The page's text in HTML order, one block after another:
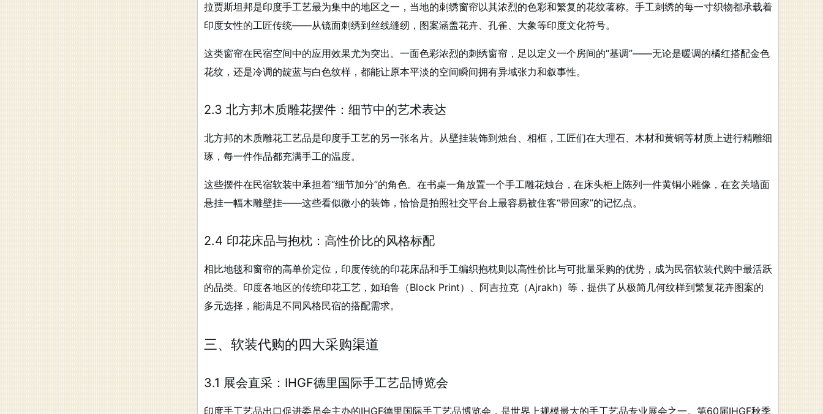
拉贾斯坦邦是印度手工艺最为集中的地区之一，当地的刺绣窗帘以其浓烈的色彩和繁复的花纹著称。手工刺绣的每一寸织物都承载着
印度女性的工匠传统——从镜面刺绣到丝线缝纫，图案涵盖花卉、孔雀、大象等印度文化符号。
这类窗帘在民宿空间中的应用效果尤为突出。一面色彩浓烈的刺绣窗帘，足以定义一个房间的“基调”——无论是暖调的橘红搭配金色
花纹，还是冷调的靛蓝与白色纹样，都能让原本平淡的空间瞬间拥有异域张力和叙事性。
2.3 北方邦木质雕花摆件：细节中的艺术表达
北方邦的木质雕花工艺品是印度手工艺的另一张名片。从壁挂装饰到烛台、相框，工匠们在大理石、木材和黄铜等材质上进行精雕细
琢，每一件作品都充满手工的温度。
这些摆件在民宿软装中承担着“细节加分”的角色。在书桌一角放置一个手工雕花烛台，在床头柜上陈列一件黄铜小雕像，在玄关墙面
悬挂一幅木雕壁挂——这些看似微小的装饰，恰恰是拍照社交平台上最容易被住客“带回家”的记忆点。
2.4 印花床品与抱枕：高性价比的风格标配
相比地毯和窗帘的高单价定位，印度传统的印花床品和手工编织抱枕则以高性价比与可批量采购的优势，成为民宿软装代购中最活跃
的品类。印度各地区的传统印花工艺，如珀鲁（Block Print）、阿吉拉克（Ajrakh）等，提供了从极简几何纹样到繁复花卉图案的
多元选择，能满足不同风格民宿的搭配需求。
三、软装代购的四大采购渠道
3.1 展会直采：IHGF德里国际手工艺品博览会
印度手工艺品出口促进委员会主办的IHGF德里国际手工艺品博览会，是世界上规模最大的手工艺品专业展会之一。第60届IHGF秋季